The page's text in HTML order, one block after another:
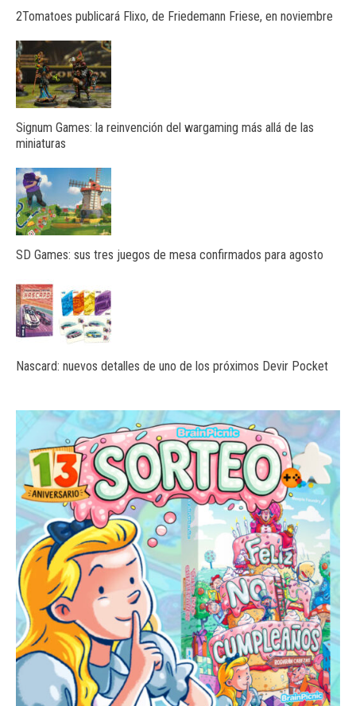
2Tomatoes publicará Flixo, de Friedemann Friese, en noviembre
Signum Games: la reinvención del wargaming más allá de las
miniaturas
SD Games: sus tres juegos de mesa confirmados para agosto
Nascard: nuevos detalles de uno de los próximos Devir Pocket